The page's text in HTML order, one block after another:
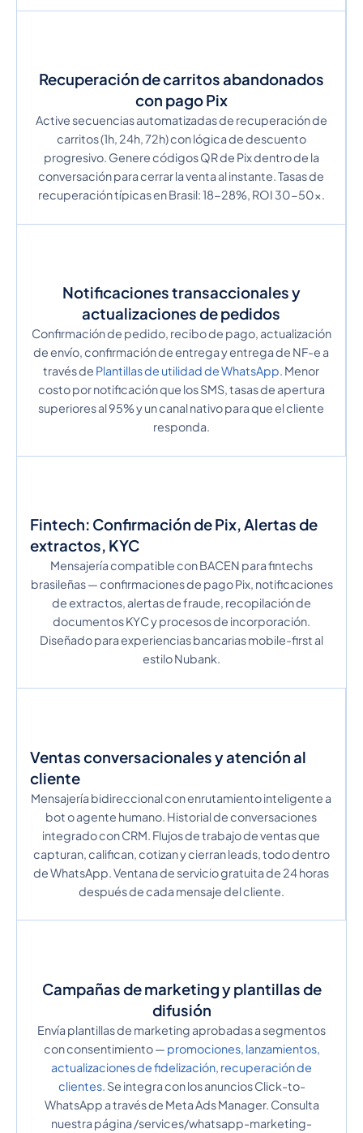
Recuperación de carritos abandonados
con pago Pix
Active secuencias automatizadas de recuperación de
carritos (1h, 24h, 72h) con lógica de descuento
progresivo. Genere códigos QR de Pix dentro de la
conversación para cerrar la venta al instante. Tasas de
recuperación típicas en Brasil: 18-28%, ROI 30-50x.
Notificaciones transaccionales y
actualizaciones de pedidos
Confirmación de pedido, recibo de pago, actualización
de envío, confirmación de entrega y entrega de NF-e a
través de Plantillas de utilidad de WhatsApp. Menor
costo por notificación que los SMS, tasas de apertura
superiores al 95% y un canal nativo para que el cliente
responda.
Fintech: Confirmación de Pix, Alertas de
extractos, KYC
Mensajería compatible con BACEN para fintechs
brasileñas — confirmaciones de pago Pix, notificaciones
de extractos, alertas de fraude, recopilación de
documentos KYC y procesos de incorporación.
Diseñado para experiencias bancarias mobile-first al
estilo Nubank.
Ventas conversacionales y atención al
cliente
Mensajería bidireccional con enrutamiento inteligente a
bot o agente humano. Historial de conversaciones
integrado con CRM. Flujos de trabajo de ventas que
capturan, califican, cotizan y cierran leads, todo dentro
de WhatsApp. Ventana de servicio gratuita de 24 horas
después de cada mensaje del cliente.
Campañas de marketing y plantillas de
difusión
Envía plantillas de marketing aprobadas a segmentos
con consentimiento — promociones, lanzamientos,
actualizaciones de fidelización, recuperación de
clientes. Se integra con los anuncios Click-to-
WhatsApp a través de Meta Ads Manager. Consulta
nuestra página /services/whatsapp-marketing-